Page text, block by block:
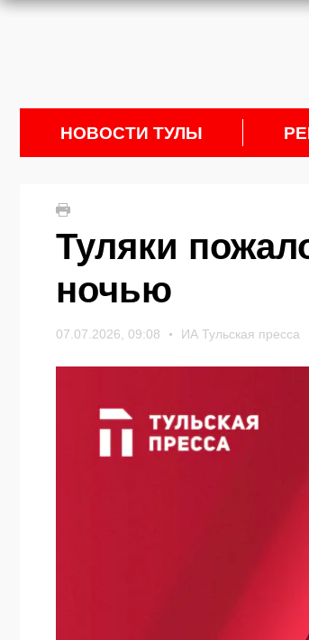
НОВОСТИ ТУЛЫ
Туляки
ночью
07.07.2026, 09:08 ИА Тульская пресса